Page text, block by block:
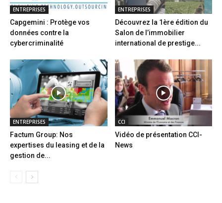
ENTREPRISES
Capgemini : Protège vos
données contre la
cybercriminalité
ENTREPRISES
Découvrez la 1ère édition du
Salon de l’immobilier
international de prestige...
ENTREPRISES
Factum Group: Nos
expertises du leasing et de la
gestion de...
CCI
Vidéo de présentation CCI-
News